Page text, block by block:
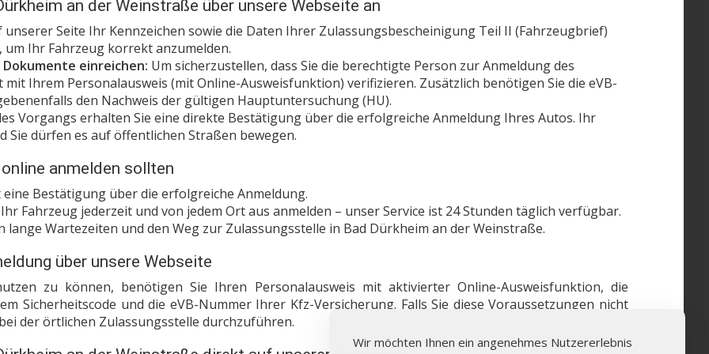
an der Weinstraße über unsere Webseite an
unserer Seite Ihr Kennzeichen sowie die Daten Ihrer Zulassungsbescheinigung Teil II (Fahrzeugbrief)
Ihr Fahrzeug korrekt anzumelden.
einreichen: Um sicherzustellen, dass Sie die berechtigte Person zur Anmeldung des
Ihrem Personalausweis (mit Online-Ausweisfunktion) verifizieren. Zusätzlich benötigen Sie die eVB-
den Nachweis der gültigen Hauptuntersuchung (HU).
Vorgangs erhalten Sie eine direkte Bestätigung über die erfolgreiche Anmeldung Ihres Autos. Ihr
Sie dürfen es auf öffentlichen Straßen bewegen.
anmelden sollten
Bestätigung über die erfolgreiche Anmeldung.
Fahrzeug jederzeit und von jedem Ort aus anmelden – unser Service ist 24 Stunden täglich verfügbar.
lange Wartezeiten und den Weg zur Zulassungsstelle in Bad Dürkheim an der Weinstraße.
über unsere Webseite
zu können, benötigen Sie Ihren Personalausweis mit aktivierter Online-Ausweisfunktion, die
Sicherheitscode und die eVB-Nummer Ihrer Kfz-Versicherung. Falls Sie diese Voraussetzungen nicht
der örtlichen Zulassungsstelle durchzuführen.
Wir möchten Ihnen ein angenehmes Nutzererlebnis